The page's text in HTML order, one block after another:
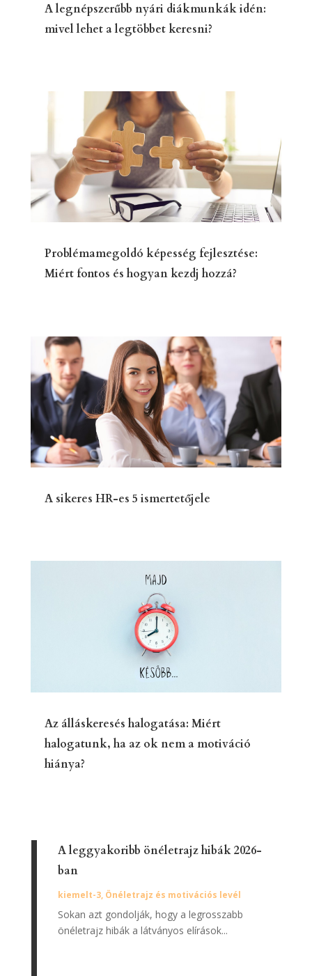
A legnépszerűbb nyári diákmunkák idén:
mivel lehet a legtöbbet keresni?
Problémamegoldó képesség fejlesztése:
Miért fontos és hogyan kezdj hozzá?
A sikeres HR-es 5 ismertetőjele
Az álláskeresés halogatása: Miért
halogatunk, ha az ok nem a motiváció
hiánya?
A leggyakoribb önéletrajz hibák 2026-
ban
kiemelt-3, Önéletrajz és motivációs levél
Sokan azt gondolják, hogy a legrosszabb
önéletrajz hibák a látványos elírások...